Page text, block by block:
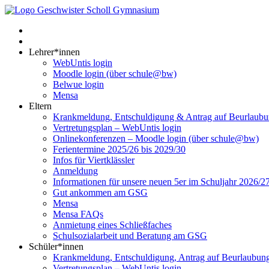
Lehrer*innen
WebUntis login
Moodle login (über schule@bw)
Belwue login
Mensa
Eltern
Krankmeldung, Entschuldigung & Antrag auf
Vertretungsplan – WebUntis login
Onlinekonferenzen – Moodle login (über schule@bw)
Ferientermine 2025/26 bis 2029/30
Infos für Viertklässler
Anmeldung
Informationen für unsere neuen 5er im Schuljahr 2026/
Gut ankommen am GSG
Mensa
Mensa FAQs
Anmietung eines Schließfaches
Schulsozialarbeit und Beratung am GSG
Schüler*innen
Krankmeldung, Entschuldigung, Antrag auf